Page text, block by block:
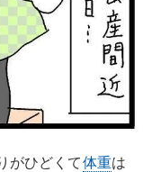
がひどくて体重は